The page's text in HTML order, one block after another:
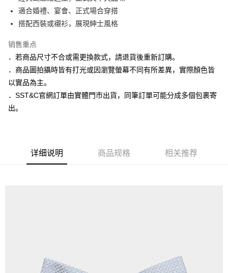
台湾中小企业银行
汇丰（台湾）商业银行
联邦商业银行
元大商业银行
台新国际商业银行
中国信托商业银行
台湾乐天信用卡公司
国泰世华商业银行
台湾中小企业银行
联邦商业银行
元大商业银行
永丰商业银行
玉山商业银行
星展（台湾）商业银行
台湾乐天信用卡公司
街口支付
悠遊付
Google Pay
新竹物流離島宅配
每笔NT$350，满NT$3,500(含以上)免运费
適合婚禮、宴會、正式場合穿搭
搭配西裝或襯衫，展現紳士風格
销售重点
．若商品尺寸不合或需更換款式，請退貨後重新訂購。
．商品圖拍攝時皆有打光或因瀏覽螢幕不同有所差異，實際顏色皆
以實品為主。
．SST&C官網訂單由實體門市出貨，同筆訂單可能分成多個包裹寄
出。
详细说明 商品规格 相关推荐